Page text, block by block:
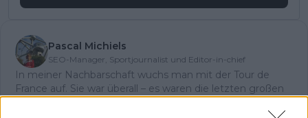
Pascal Michiels
SEO-Manager, Sportjournalist und Editor-in-chief
In meiner Nachbarschaft wuchs man mit der Tour de
France auf. Sie war überall – es waren die letzten großen